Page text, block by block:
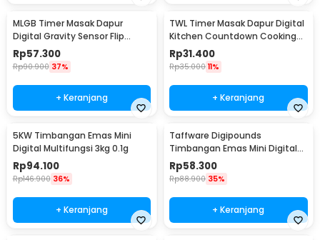
MLGB Timer Masak Dapur
Digital Gravity Sensor Flip
Kitchen Countdown - CT10
Rp57.300
Rp90.900 37%
+ Keranjang
TWL Timer Masak Dapur Digital
Kitchen Countdown Cooking
Reminder - T-1
Rp31.400
Rp35.000 11%
+ Keranjang
5KW Timbangan Emas Mini
Digital Multifungsi 3kg 0.1g
Rp94.100
Rp146.900 36%
+ Keranjang
Taffware Digipounds
Timbangan Emas Mini Digital
Multifungsi 500g 0.1g - EK518
Rp58.300
Rp88.900 35%
+ Keranjang